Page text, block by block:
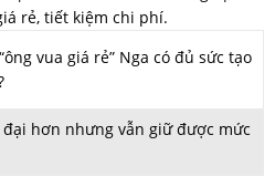
rẻ, tiết kiệm chi phí.
đại hơn nhưng vẫn giữ được mức